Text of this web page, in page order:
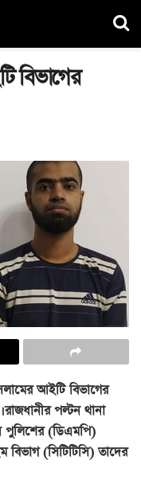
আইটি বিভাগের
পল্টন থানা
পুলিশের (ডিএমপি)
বিভাগ (সিটিটিসি) তাদের